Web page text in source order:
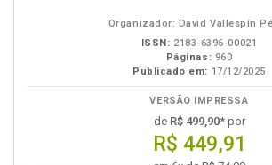
Organizador: David Vallespín
ISSN: 2183-6396-00021
Páginas: 960
Publicado em: 17/12/2025
VERSÃO IMPRESSA
deR$ 499,90* por
R$ 449,91